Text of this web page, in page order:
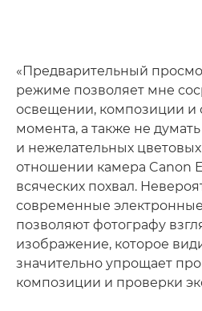
«Предварительный
режиме позволяет мне
освещении, композиции и
момента, а также не
и нежелательных цветовых
отношении камера Canon
всяческих похвал.
современные
позволяют фотографу
изображение, которое
значительно упрощает
композиции и проверки